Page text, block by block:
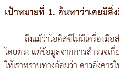
เป้าหมายที่ 1. ค้นหาว่าเคยมีสิ่
ถึงแม้ว่าโอดิสซีไม่มีเครื่องมื
โดยตรง แต่ข้อมูลจากการสำรวจเ